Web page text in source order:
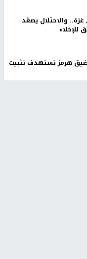
والاحتلال يصعّد
للإخلاء
هرمز تستهدف تثبيت